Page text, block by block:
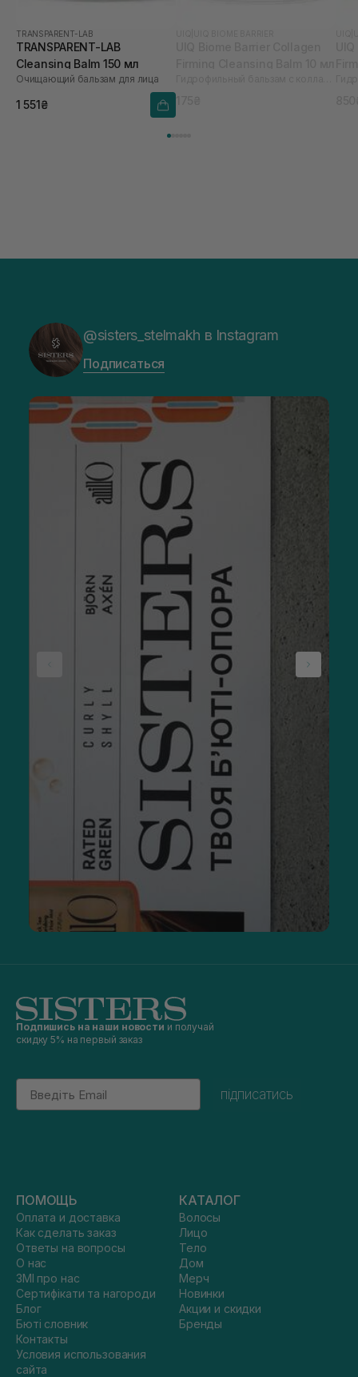
TRANSPARENT-LAB
TRANSPARENT-LAB
Cleansing Balm 150 мл
Очищающий бальзам для лица
1 551₴
@sisters_stelmakh в Instagram
Подписаться
Подпишись на наши новости и получай
скидку 5% на первый заказ
Email
підписатись
ПОМОЩЬ
Оплата и доставка
Как сделать заказ
Ответы на вопросы
О нас
ЗМІ про нас
Сертифікати та нагороди
Блог
Бюті словник
Контакты
Условия использования
сайта
КАТАЛОГ
Волосы
Лицо
Тело
Дом
Мерч
Новинки
Акции и скидки
Бренды